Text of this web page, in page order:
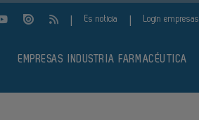
| Es noticia | Login empresas
EMPRESAS INDUSTRIA FARMACÉUTICA